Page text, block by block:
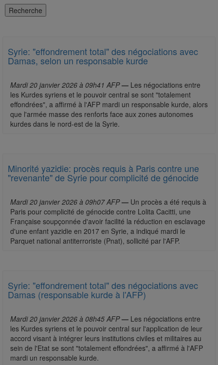
Syrie: "effondrement total" des négociations avec
Damas, selon un responsable kurde
Mardi 20 janvier 2026 à 09h41 AFP — Les négociations entre
les Kurdes syriens et le pouvoir central se sont "totalement
effondrées", a affirmé à l'AFP mardi un responsable kurde, alors
que l'armée masse des renforts face aux zones autonomes
kurdes dans le nord-est de la Syrie.
Minorité yazidie: procès requis à Paris contre une
"revenante" de Syrie pour complicité de génocide
Mardi 20 janvier 2026 à 09h07 AFP — Un procès a été requis à
Paris pour complicité de génocide contre Lolita Cacitti, une
Française soupçonnée d'avoir facilité la réduction en esclavage
d'une enfant yazidie en 2017 en Syrie, a indiqué mardi le
Parquet national antiterroriste (Pnat), sollicité par l'AFP.
Syrie: "effondrement total" des négociations avec
Damas (responsable kurde à l'AFP)
Mardi 20 janvier 2026 à 08h45 AFP — Les négociations entre
les Kurdes syriens et le pouvoir central sur l'application de leur
accord visant à intégrer leurs institutions civiles et militaires au
sein de l'Etat se sont "totalement effondrées", a affirmé à l'AFP
mardi un responsable kurde.